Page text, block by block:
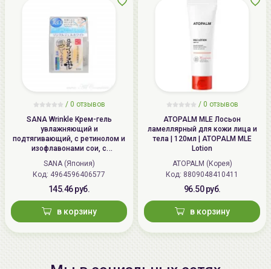
/ 0 отзывов
SANA Wrinkle Крем-гель
увлажняющий и
подтягивающий, с ретинолом и
изофлавонами сои, с
осветляющим эффектом | 100г |
Wrinkle Gel Cream (Whitening)
SANA (Япония)
Код: 4964596406577
145.46 руб.
в корзину
/ 0 отзывов
ATOPALM MLE Лосьон
ламеллярный для кожи лица и
тела | 120мл | ATOPALM MLE
Lotion
ATOPALM (Корея)
Код: 8809048410411
96.50 руб.
в корзину